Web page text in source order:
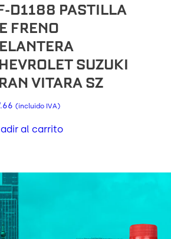
D1188 PASTILLA
FRENO
SUZUKI
VITARA SZ
(incluido IVA)
al carrito